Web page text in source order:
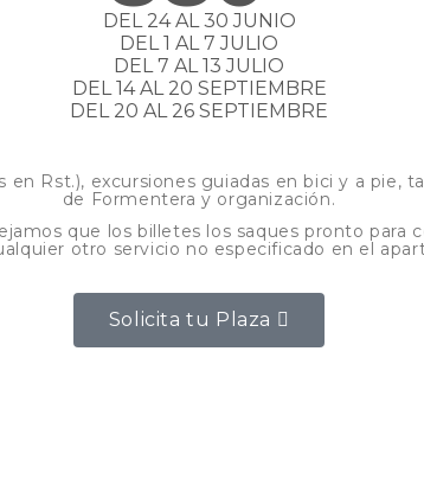
DEL 24 AL 30 JUNIO
DEL 1 AL 7 JULIO
DEL 7 AL 13 JULIO
DEL 14 AL 20 SEPTIEMBRE
DEL 20 AL 26 SEPTIEMBRE
Rst.), excursiones guiadas en bici y a pie,
de Formentera y organización.
que los billetes los saques pronto para
otro servicio no especificado en el
Solicita tu Plaza